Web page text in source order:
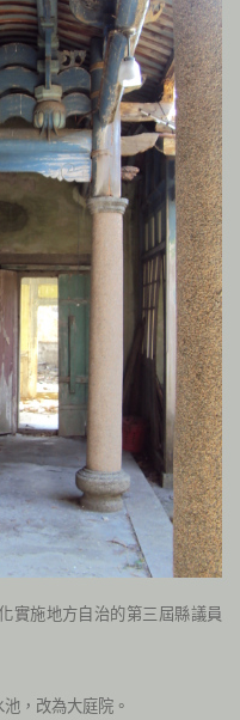
實施地方自治的第三屆縣議員
，改為大庭院。